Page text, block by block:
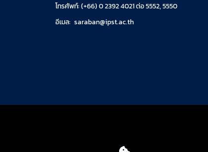
โทรศัพท์: (+66) 0 2392 4021 ต่อ 5552, 5550
อีเมล: saraban@ipst.ac.th